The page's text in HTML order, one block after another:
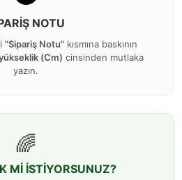
NOTU
"Sipariş Notu"kısmına baskının
(Cm) cinsinden mutlaka
yazın.
🌈
Mİ İSTİYORSUNUZ?